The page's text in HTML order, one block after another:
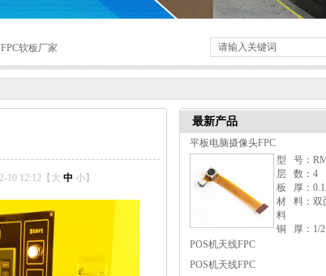
FPC软板厂家
10 12:12【 大 中 小】
最新产品
平板电脑摄像头FPC
型 号：
层 数：4
板 厚：
材 料：双
料
铜 厚：1/2
POS机天线FPC
POS机天线FPC